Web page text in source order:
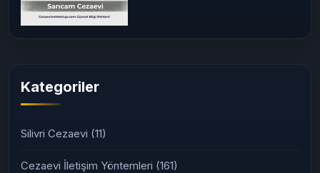
Kategoriler
Silivri Cezaevi (11)
Cezaevi İletişim Yöntemleri (161)